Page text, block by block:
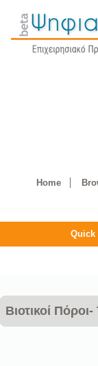
Home
Quick
Βιοτικοί